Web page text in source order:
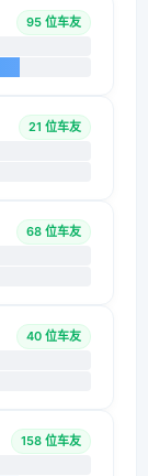
95 位车友
21 位车友
68 位车友
40 位车友
158 位车友